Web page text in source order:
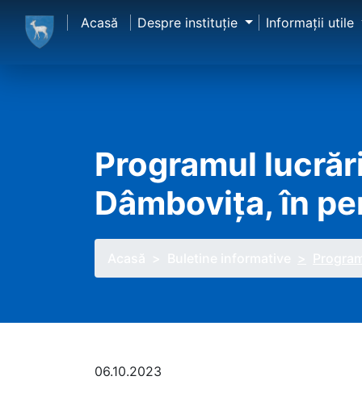
Acasă Despre instituţie Informaţii utile
Programul
Dâmbovița, în
06.10.2023